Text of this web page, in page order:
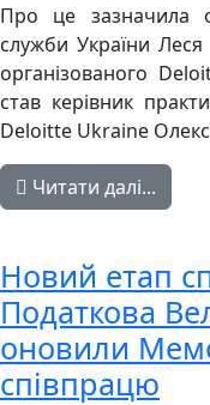
Про це зазначила
служби України
організованого
став керівник
Deloitte Ukraine
Читати далі...
Новий етап
Податкова
оновили
співпрацю